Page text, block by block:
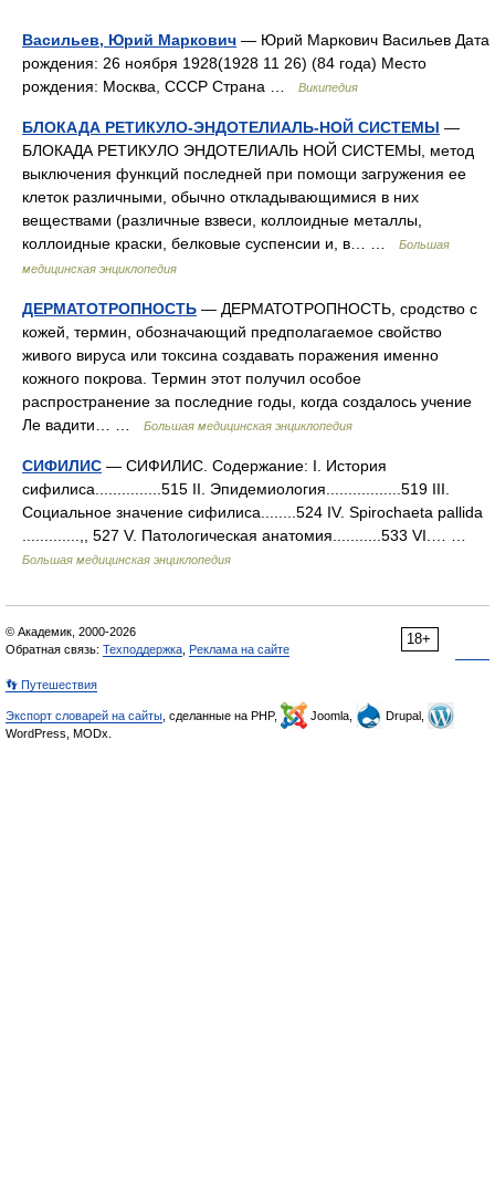
Васильев, Юрий Маркович — Юрий Маркович Васильев Дата
рождения: 26 ноября 1928(1928 11 26) (84 года) Место
рождения: Москва, СССР Страна …
Википедия
БЛОКАДА РЕТИКУЛО-ЭНДОТЕЛИАЛЬ-НОЙ СИСТЕМЫ —
БЛОКАДА РЕТИКУЛО ЭНДОТЕЛИАЛЬ НОЙ СИСТЕМЫ, метод
выключения функций последней при помощи загружения ее
клеток различными, обычно откладывающимися в них
веществами (различные взвеси, коллоидные металлы,
коллоидные краски, белковые суспенсии и, в… …
Большая
медицинская энциклопедия
ДЕРМАТОТРОПНОСТЬ — ДЕРМАТОТРОПНОСТЬ, сродство с
кожей, термин, обозначающий предполагаемое свойство
живого вируса или токсина создавать поражения именно
кожного покрова. Термин этот получил особое
распространение за последние годы, когда создалось учение
Ле вадити… …
Большая медицинская энциклопедия
СИФИЛИС — СИФИЛИС. Содержание: I. История
сифилиса...............515 II. Эпидемиология.................519 III.
Социальное значение сифилиса........524 IV. Spirochaeta pallida
.............,, 527 V. Патологическая анатомия...........533 VІ.… …
Большая медицинская энциклопедия
18+
© Академик, 2000-2026
Обратная связь: Техподдержка Реклама на сайте
👣 Путешествия
Экспорт словарей на сайты , сделанные на PHP, Joomla,
Drupal,
WordPress, MODx.